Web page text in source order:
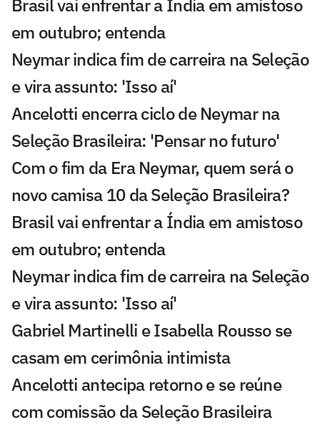
Brasil vai enfrentar a Índia em amistoso
em outubro; entenda
Neymar indica fim de carreira na Seleção
e vira assunto: 'Isso aí'
Ancelotti encerra ciclo de Neymar na
Seleção Brasileira: 'Pensar no futuro'
Com o fim da Era Neymar, quem será o
novo camisa 10 da Seleção Brasileira?
Brasil vai enfrentar a Índia em amistoso
em outubro; entenda
Neymar indica fim de carreira na Seleção
e vira assunto: 'Isso aí'
Gabriel Martinelli e Isabella Rousso se
casam em cerimônia intimista
Ancelotti antecipa retorno e se reúne
com comissão da Seleção Brasileira